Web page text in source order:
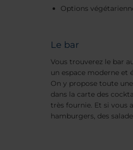
Options
Le bar
Vous trouverez le bar
un espace moderne et
On y propose toute
dans la carte des
très fournie. Et si vous
hamburgers, des